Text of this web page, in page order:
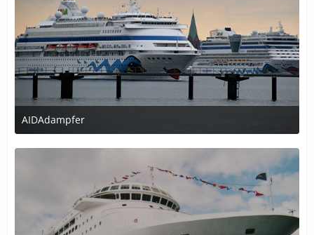
AIDAdampfer
18. Dezember 2016 um 00:02